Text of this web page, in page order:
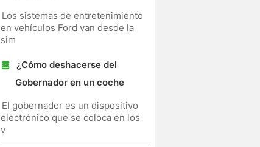
Los sistemas de entretenimiento
en vehículos Ford van desde la
sim
¿Cómo deshacerse del
Gobernador en un coche
El gobernador es un dispositivo
electrónico que se coloca en los
v